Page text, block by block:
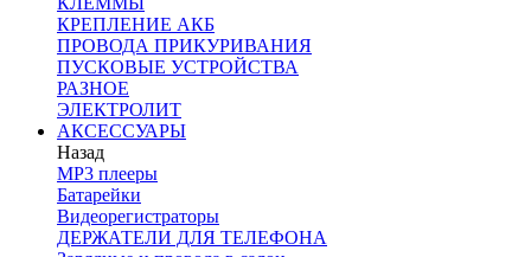
КРЕПЛЕНИЕ АКБ
ПРОВОДА ПРИКУРИВАНИЯ
ПУСКОВЫЕ УСТРОЙСТВА
РАЗНОЕ
ЭЛЕКТРОЛИТ
АКСЕССУАРЫ
Назад
MP3 плееры
Батарейки
Видеорегистраторы
ДЕРЖАТЕЛИ ДЛЯ ТЕЛЕФОНА